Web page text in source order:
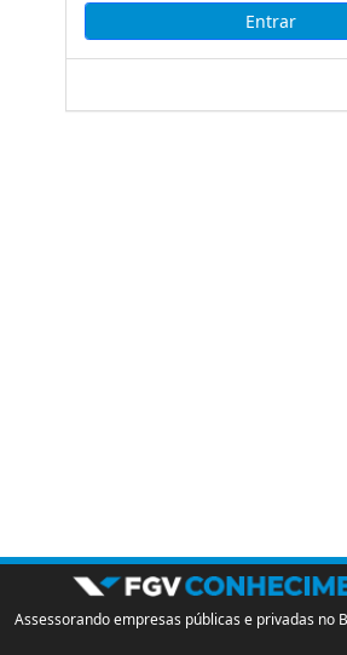
Assessorando empresas públicas e privadas no